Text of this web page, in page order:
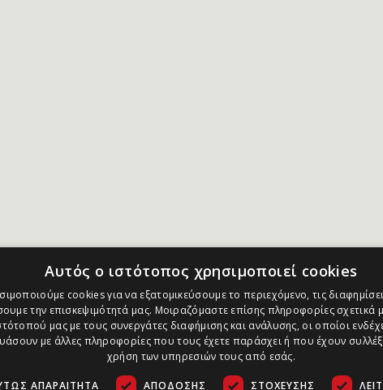
Αυτός ο ιστότοπος χρησιμοποιεί cookies
cookies για να εξατομικεύσουμε το περιεχόμενο, τις
την επισκεψιμότητά μας. Μοιραζόμαστε επίσης πληροφορίες σχετικά
μας με τους συνεργάτες διαφήμισης και ανάλυσης, οι οποίοι
με άλλες πληροφορίες που τους έχετε παράσχει ή που έχουν
χρήση των υπηρεσιών τους από εσάς.
ΑΠΑΡΑΊΤΗΤΑ ΑΠΌΔΟΣΗΣ ΣΤΌΧΕΥΣΗΣ